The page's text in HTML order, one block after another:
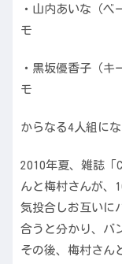
・山内あいな（
モ
・黒坂優香子（
モ
からなる4人組にな
2010年夏、雑誌「
んと梅村さんが、
気投合しお互いに
合うと分かり、バ
その後、梅村さん